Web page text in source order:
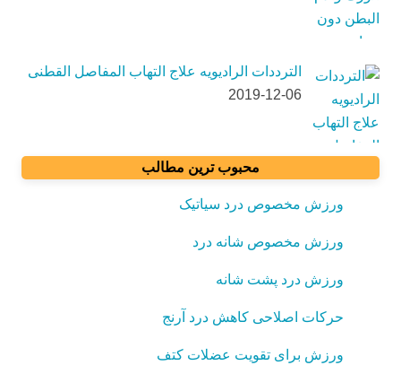
الترددات الرادیویه علاج التهاب المفاصل القطنی
2019-12-06
محبوب ترین مطالب
ورزش مخصوص درد سیاتیک
ورزش مخصوص شانه درد
ورزش درد پشت شانه
حرکات اصلاحی کاهش درد آرنج
ورزش برای تقویت عضلات کتف